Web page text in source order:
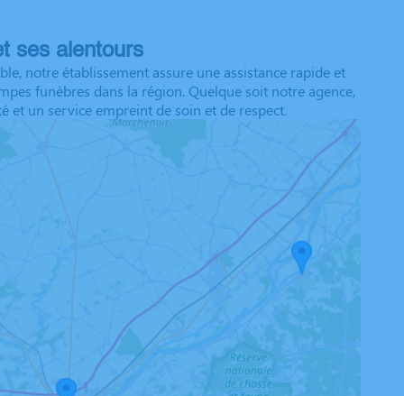
ses alentours
notre établissement assure une assistance rapide et
funèbres dans la région. Quelque soit notre agence,
et un service empreint de soin et de respect.